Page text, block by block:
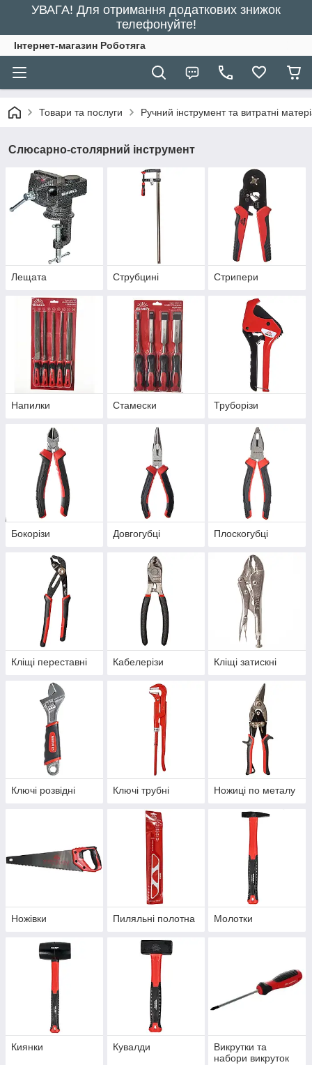
УВАГА! Для отримання додаткових знижок
телефонуйте!
Інтернет-магазин Роботяга
Товари та послуги Ручний інструмент та витратні
Слюсарно-столярний інструмент
Лещата Струбцині Стрипери
Напилки Стамески Труборізи
Бокорізи Довгогубці Плоскогубці
Кліщі переставні Кабелерізи Кліщі затискні
Ключі розвідні Ключі трубні Ножиці по металу
Ножівки Пиляльні полотна Молотки
Киянки Кувалди
Викрутки та
набори викруток